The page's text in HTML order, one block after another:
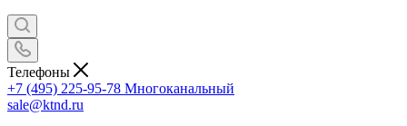
Телефоны
+7 (495) 225-95-78 Многоканальный
sale@ktnd.ru